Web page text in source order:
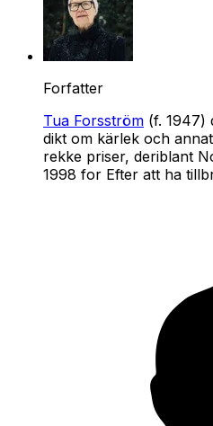
Forfatter
Tua Forsström (f. 1947)
dikt om kärlek och annat
rekke priser, deriblant
1998 for Efter att ha